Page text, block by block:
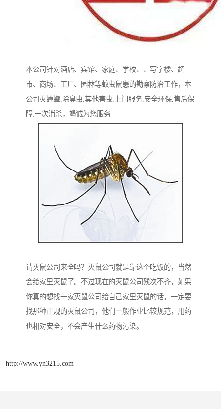
本公司针对酒店、宾馆、家庭、学校、、写‌‌字楼、超
市、商场、工厂、园林等蚊虫鼠患的勘察防治工作，本
公司灭蟑螂,除臭虫,其他害虫,上门服务,安全环保,售后保
障,一次消杀，竭诚为您服务.
请灭鼠公司来全吗？灭鼠公司就是靠这个吃饭的，当然
会给家里灭鼠了。不过现在的灭鼠公司残次不齐，如果
你真的想找一家灭鼠公司给自己家里灭鼠的话，一定要
找那种正规的灭鼠公司，他们一般作业比较规范，用药
也相对安全，不会产生什么药物污染。
http://www.yn3215.com